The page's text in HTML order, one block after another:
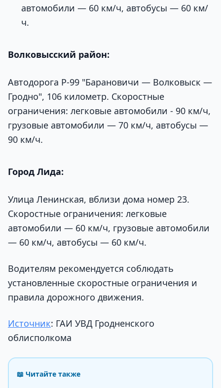
автомобили — 60 км/ч, автобусы — 60 км/
ч.
Волковысский район:
Автодорога Р-99 "Барановичи — Волковыск —
Гродно", 106 километр. Скоростные
ограничения: легковые автомобили - 90 км/ч,
грузовые автомобили — 70 км/ч, автобусы —
90 км/ч.
Город Лида:
Улица Ленинская, вблизи дома номер 23.
Скоростные ограничения: легковые
автомобили — 60 км/ч, грузовые автомобили
— 60 км/ч, автобусы — 60 км/ч.
Водителям рекомендуется соблюдать
установленные скоростные ограничения и
правила дорожного движения.
Источник: ГАИ УВД Гродненского
облисполкома
📖 Читайте также